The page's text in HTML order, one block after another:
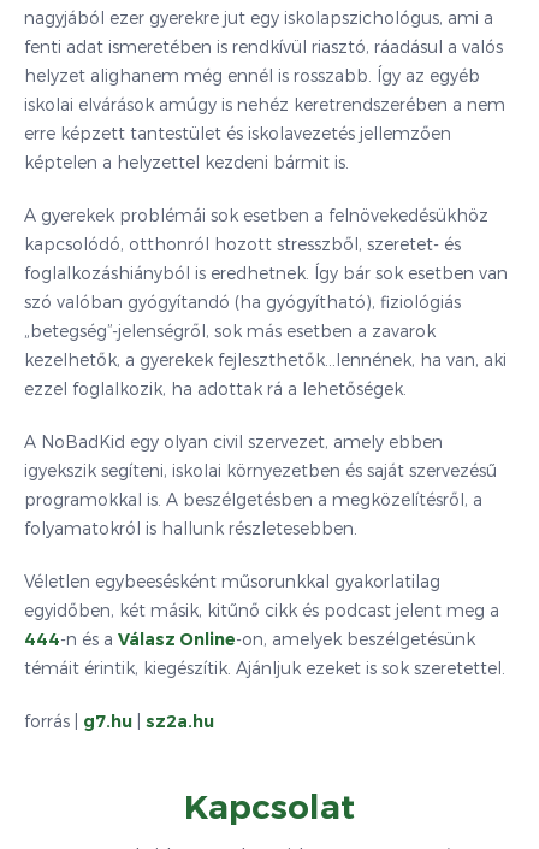
nagyjából ezer gyerekre jut egy iskolapszichológus, ami a
fenti adat ismeretében is rendkívül riasztó, ráadásul a valós
helyzet alighanem még ennél is rosszabb. Így az egyéb
iskolai elvárások amúgy is nehéz keretrendszerében a nem
erre képzett tantestület és iskolavezetés jellemzően
képtelen a helyzettel kezdeni bármit is.
A gyerekek problémái sok esetben a felnövekedésükhöz
kapcsolódó, otthonról hozott stresszből, szeretet- és
foglalkozáshiányból is eredhetnek. Így bár sok esetben van
szó valóban gyógyítandó (ha gyógyítható), fiziológiás
„betegség”-jelenségről, sok más esetben a zavarok
kezelhetők, a gyerekek fejleszthetők…lennének, ha van, aki
ezzel foglalkozik, ha adottak rá a lehetőségek.
A NoBadKid egy olyan civil szervezet, amely ebben
igyekszik segíteni, iskolai környezetben és saját szervezésű
programokkal is. A beszélgetésben a megközelítésről, a
folyamatokról is hallunk részletesebben.
Véletlen egybeesésként műsorunkkal gyakorlatilag
egyidőben, két másik, kitűnő cikk és podcast jelent meg a
444-n és a Válasz Online-on, amelyek beszélgetésünk
témáit érintik, kiegészítik. Ajánljuk ezeket is sok szeretettel.
forrás | g7.hu sz2a.hu
Kapcsolat